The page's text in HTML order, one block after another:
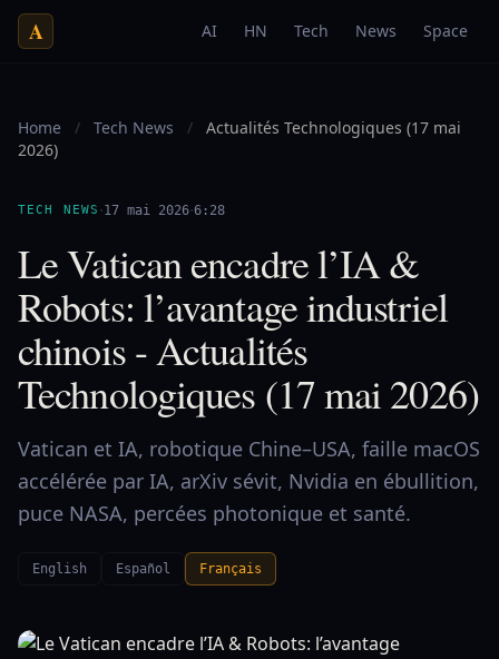
A AI HN Tech News Space
Home / Tech News /
Actualités Technologiques (17 mai
2026)
TECH NEWS ·17 mai 2026·6:28
Le Vatican encadre l’IA &
Robots: l’avantage industriel
chinois - Actualités
Technologiques (17 mai 2026)
Vatican et IA, robotique Chine–USA, faille macOS
accélérée par IA, arXiv sévit, Nvidia en ébullition,
puce NASA, percées photonique et santé.
English Español Français